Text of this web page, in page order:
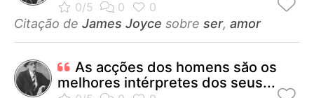
Citação de James Joyce sobre ser, amor
As acções dos homens săo os
melhores intérpretes dos seus...